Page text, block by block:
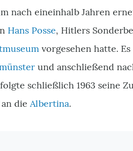
nach eineinhalb Jahren
Hans Posse, Hitlers
vorgesehen hatte.
und anschließend
schließlich 1963 seine
die Albertina.